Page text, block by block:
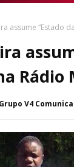
assume “Estado
Rádio
V4